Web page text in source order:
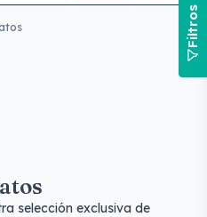
selección exclusiva de
Filtros